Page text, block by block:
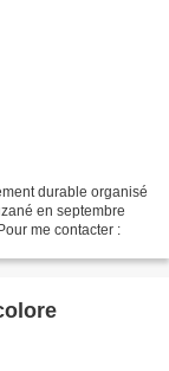
durable organisé
en septembre
me contacter :